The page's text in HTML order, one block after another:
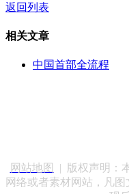
返回列表
相关文章
中国首部全流程
网站地图
| 版权声明：
网络或者素材网站，凡